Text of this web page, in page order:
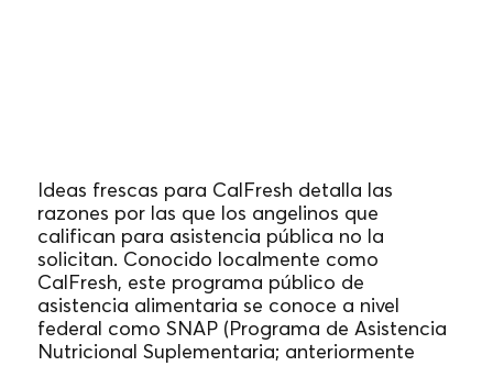
Ideas frescas para CalFresh detalla las
razones por las que los angelinos que
califican para asistencia pública no la
solicitan. Conocido localmente como
CalFresh, este programa público de
asistencia alimentaria se conoce a nivel
federal como SNAP (Programa de Asistencia
Nutricional Suplementaria; anteriormente